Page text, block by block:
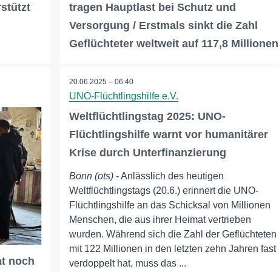
tragen Hauptlast bei Schutz und
Versorgung / Erstmals sinkt die Zahl
Geflüchteter weltweit auf 117,8 Millionen
noch
20.06.2025 – 06:40
UNO-Flüchtlingshilfe e.V.
Weltflüchtlingstag 2025: UNO-
Flüchtlingshilfe warnt vor humanitärer
Krise durch Unterfinanzierung
Bonn (ots)- Anlässlich des heutigen
Weltflüchtlingstags (20.6.) erinnert die UNO-
Flüchtlingshilfe an das Schicksal von Millionen
Menschen, die aus ihrer Heimat vertrieben
wurden. Während sich die Zahl der Geflüchteten
mit 122 Millionen in den letzten zehn Jahren fast
verdoppelt hat, muss das ...